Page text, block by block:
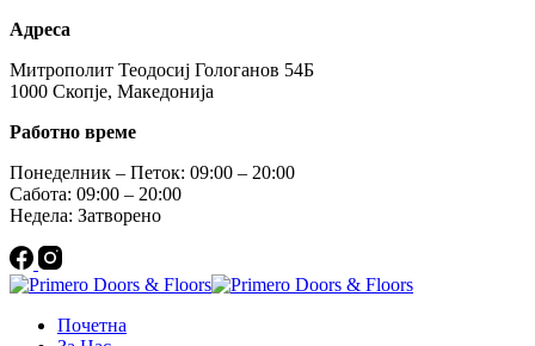
Адреса
Митрополит Теодосиј Гологанов 54Б
1000 Скопје, Македонија
Работно време
Понеделник – Петок: 09:00 – 20:00
Сабота: 09:00 – 20:00
Недела: Затворено
Почетна